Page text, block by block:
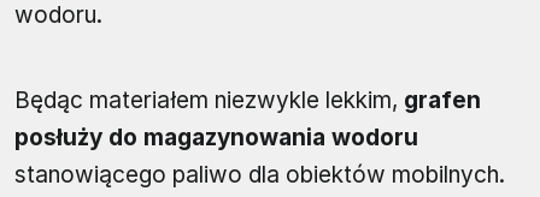
wodoru.
Będąc materiałem niezwykle lekkim, grafen
posłuży do magazynowania wodoru
stanowiącego paliwo dla obiektów mobilnych.